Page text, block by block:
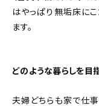
はやっぱり無垢床に
ます。
どのような暮らしを目
夫婦どちらも家で仕